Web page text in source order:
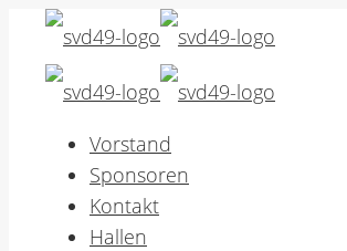
Vorstand
Sponsoren
Kontakt
Hallen